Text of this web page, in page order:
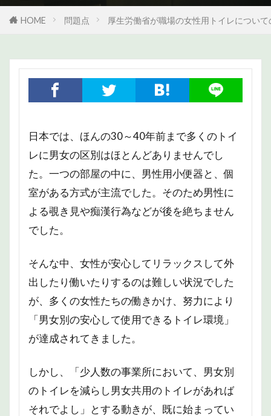
HOME 問題点 厚生労働省が職場の女性用トイレについ
日本では、ほんの30～40年前まで多くのトイ
レに男女の区別はほとんどありませんでし
た。一つの部屋の中に、男性用小便器と、個
室がある方式が主流でした。そのため男性に
よる覗き見や痴漢行為などが後を絶ちません
でした。
そんな中、女性が安心してリラックスして外
出したり働いたりするのは難しい状況でした
が、多くの女性たちの働きかけ、努力により
「男女別の安心して使用できるトイレ環境」
が達成されてきました。
しかし、「少人数の事業所において、男女別
のトイレを減らし男女共用のトイレがあれば
それでよし」とする動きが、既に始まってい